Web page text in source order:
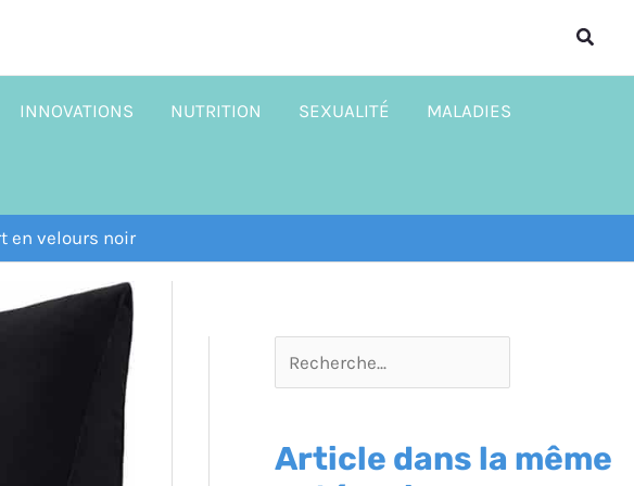
INNOVATIONS NUTRITION SEXUALITÉ MALADIES
en velours noir
Article dans la même